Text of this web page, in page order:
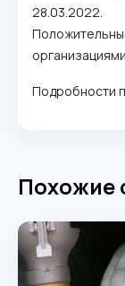
28.03.2022.
Подробности
Похожие